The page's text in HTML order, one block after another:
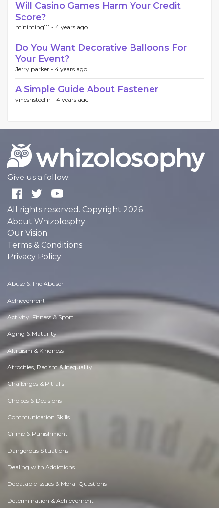
Will Casino Games Harm Your Credit
Score?
miniming111 - 4 years ago
Do You Want Decorative Balloons For
Your Event?
Jerry parker - 4 years ago
A Simple Guide About Fastener
vineshsteelin - 4 years ago
Give us a follow:
All rights reserved. Copyright 2026
About Whizolosphy
Our Vision
Terms & Conditions
Privacy Policy
Abuse & The Abuser
Achievement
Activity, Fitness & Sport
Aging & Maturity
Altruism & Kindness
Atrocities, Racism & Inequality
Challenges & Pitfalls
Choices & Decisions
Communication Skills
Crime & Punishment
Dangerous Situations
Dealing with Addictions
Debatable Issues & Moral Questions
Determination & Achievement